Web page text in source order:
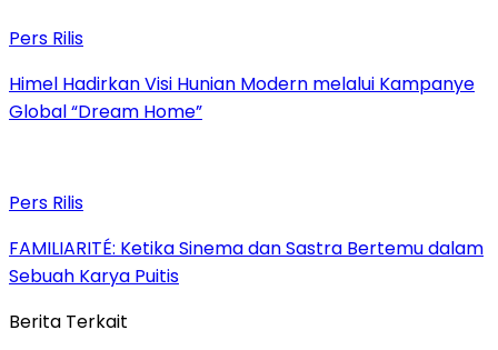
Pers Rilis
Himel Hadirkan Visi Hunian Modern melalui Kampanye
Global “Dream Home”
Pers Rilis
FAMILIARITÉ: Ketika Sinema dan Sastra Bertemu dalam
Sebuah Karya Puitis
Berita Terkait